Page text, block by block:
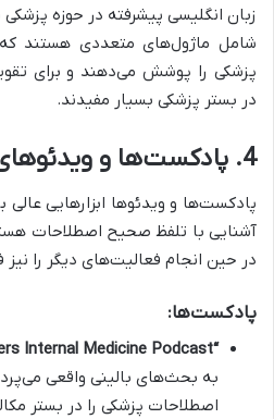
زبان انگلیسی پیشرفته در حوزه
شامل ماژول‌های متعددی هستند
پزشکی را پوشش می‌دهند و برای
در بستر پزشکی بسیار مفیدند.
4. پادکست‌ها و ویدئوهای آموزشی
پادکست‌ها و ویدئوها ابزارهایی
آشنایی با تلفظ صحیح اصطلاحات
در حین انجام فعالیت‌های دیگر را نیز
پادکست‌ها:
“The Curbsiders Internal Medicine Podcast”:
به بحث‌های بالینی واقعی
اصطلاحات پزشکی را در بستر